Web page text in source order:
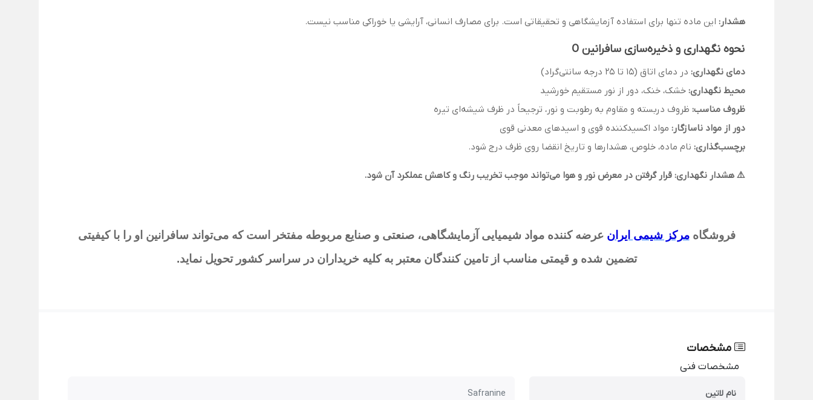
هشدار: این ماده تنها برای استفاده آزمایشگاهی و تحقیقاتی است. برای مصارف انسانی، آرایشی یا خوراکی مناسب نیست.
نحوه نگهداری و ذخیره‌سازی سافرانین O
دمای نگهداری: در دمای اتاق (15 تا 25 درجه سانتی‌گراد)
محیط نگهداری: خشک، خنک، دور از نور مستقیم خورشید
ظروف مناسب: ظروف دربسته و مقاوم به رطوبت و نور، ترجیحاً در ظرف شیشه‌ای تیره
دور از مواد ناسازگار: مواد اکسیدکننده قوی و اسیدهای معدنی قوی
برچسب‌گذاری: نام ماده، خلوص، هشدارها و تاریخ انقضا روی ظرف درج شود.
⚠️ هشدار نگهداری: قرار گرفتن در معرض نور و هوا می‌تواند موجب تخریب رنگ و کاهش عملکرد آن شود.
فروشگاه مرکز شیمی ایران عرضه کننده مواد شیمیایی آزمایشگاهی، صنعتی و صنایع مربوطه مفتخر است که می‌تواند سافرانین اورا با کیفیتی
تضمین شده و قیمتی مناسب از تامین کنندگان معتبر به کلیه خریداران در سراسر کشور تحویل نماید.
مشخصات
مشخصات فنی
نام لاتین Safranine